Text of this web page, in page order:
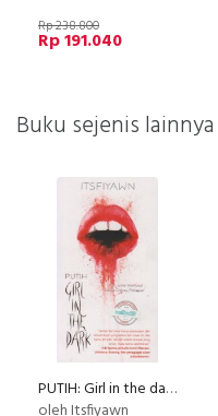
Rp 238.800
Rp 191.040
Buku sejenis lainnya
PUTIH: Girl in the dark (2016)
oleh Itsfiyawn